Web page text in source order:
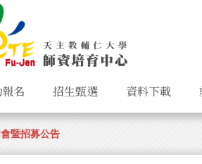
名 招生甄選 資料下載
暨招募公告